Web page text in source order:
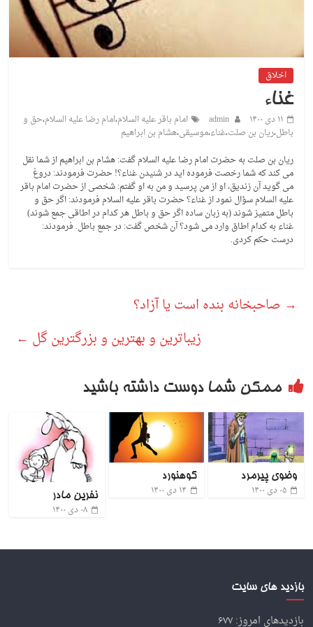
اخلاق
غناء
۱۱ دی ۱۴۰۰ admin امام باقر علیه السلام،امام رضا علیه السلام،حق و
باطل،ریان بن صلت،غناء،موسیقی،هشام بن ابراهیم
ریان بن صلت به حضرت امام رضا علیه السلام گفت: هشام بن ابراهیم از شما نقل
می کند که شما رخصت فرموده اید در شنیدن غناء؟! حضرت فرمودند: دروغ
می گوید آن زندیق، او از من پرسید و من به او گفتم: شخصی از حضرت امام باقر
علیه السلام سؤال نمود از غناء؟ حضرت باقر علیه السلام فرمودند: اگر حق و
باطل متمیز شوند (به زبان ساده اگر حق و باطل هر کدام در اطاقی جمع شوند)
غناء به کدام اطاق وارد می شود؟ آن شخص گفت: در جمع باطل. فرمودند:
درست حکم کردی.
→ صاحبخانه بنده است یا آزاد؟
زیباترین و بهترین و بزرگترین گل ←
ممکن شما دوست داشته باشید
وضوی پیرمرد
۰۵ دی ۱۴۰۰
کوهنورد
۱۴ دی ۱۴۰۰ نفرین مادر
۰۸ دی ۱۴۰۰
بازدید های سایت
بازدیدهای امروز:۶۷۷